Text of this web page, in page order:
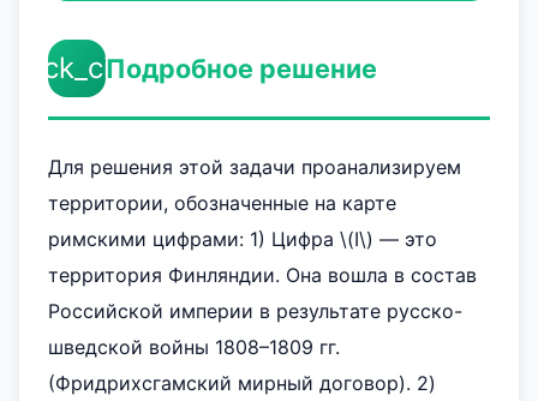
Подробное решение
Для решения этой задачи проанализируем
территории, обозначенные на карте
римскими цифрами: 1) Цифра \(I\) — это
территория Финляндии. Она вошла в состав
Российской империи в результате русско-
шведской войны 1808–1809 гг.
(Фридрихсгамский мирный договор). 2)